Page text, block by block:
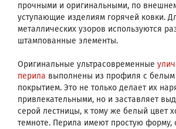
прочными и оригинальными, по
уступающие изделиям горячей ковки.
металлических узоров используются
штампованные элементы.
Оригинальные ультрасовременные
перила выполнены из профиля с
покрытием. Это не только делает их
привлекательными, но и заставляет
серой лестницы, к тому же белый цвет
темноте. Перила имеют простую форму,